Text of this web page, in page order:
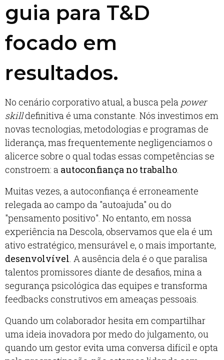
guia para T&D
focado em
resultados.
No cenário corporativo atual, a busca pela power
skilldefinitiva é uma constante. Nós investimos em
novas tecnologias, metodologias e programas de
liderança, mas frequentemente negligenciamos o
alicerce sobre o qual todas essas competências se
constroem: a autoconfiança no trabalho.
Muitas vezes, a autoconfiança é erroneamente
relegada ao campo da "autoajuda" ou do
"pensamento positivo". No entanto, em nossa
experiência na Descola, observamos que ela é um
ativo estratégico, mensurável e, o mais importante,
desenvolvível. A ausência dela é o que paralisa
talentos promissores diante de desafios, mina a
segurança psicológica das equipes e transforma
feedbacks construtivos em ameaças pessoais.
Quando um colaborador hesita em compartilhar
uma ideia inovadora por medo do julgamento, ou
quando um gestor evita uma conversa difícil e opta